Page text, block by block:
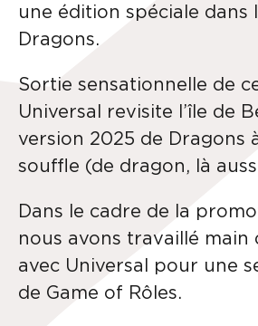
une édition spéciale dans
Dragons.
Sortie sensationnelle de
Universal revisite l’île de
version 2025 de Dragons
souffle (de dragon, là
Dans le cadre de la
nous avons travaillé main
avec Universal pour une
de Game of Rôles.